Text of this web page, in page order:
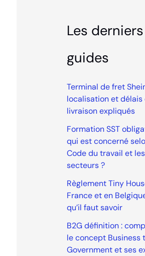
Les derniers
guides
Terminal de fret
localisation et délais
livraison expliqués
Formation SST
qui est concerné
Code du travail et les
secteurs ?
Règlement Tiny
France et en
qu’il faut savoir
B2G définition :
le concept Business
Government et ses